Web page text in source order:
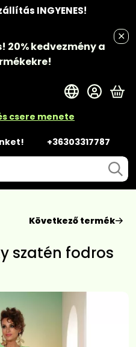
INGYENES!
20% kedvezménya
csere menete
+36303317787
A
Következő termék
szatén fodros